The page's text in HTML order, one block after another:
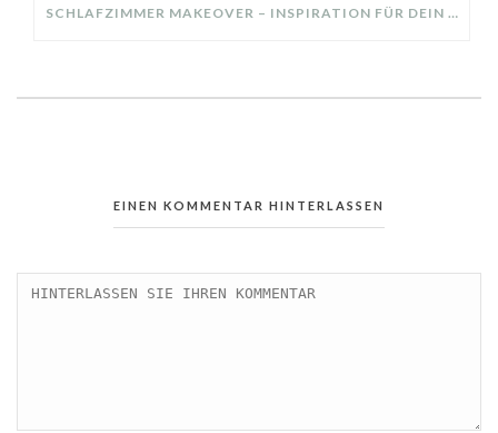
SCHLAFZIMMER MAKEOVER – INSPIRATION FÜR DEIN SCHLAFZIMMER: AUS ALT MACH NEU – HELL, GEMÜTLICH UND EINLADEND
EINEN KOMMENTAR HINTERLASSEN